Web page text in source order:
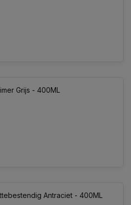
Grijs - 400ML
Antraciet - 400ML